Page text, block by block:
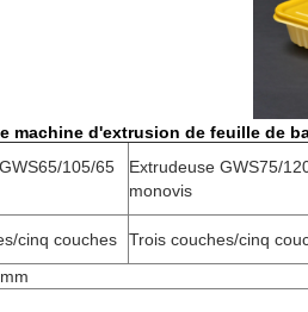
machine d'extrusion de feuille de
105/65
Extrudeuse GWS75/
monovis
cinq couches Trois couches/cinq